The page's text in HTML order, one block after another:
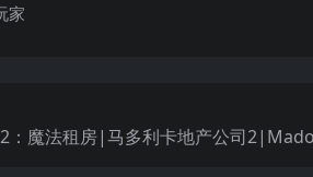
家
：魔法租房|马多利卡地产公司